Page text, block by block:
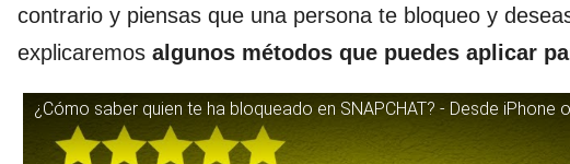
contrario y piensas que una persona te bloqueo y
explicaremos algunos métodos que puedes aplicar
¿Cómo saber quien te ha bloqueado en SNAPCHAT? - Desde iPhone